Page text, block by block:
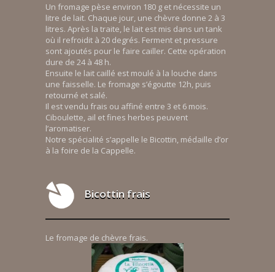
Un fromage pèse environ 180 g et nécessite un
litre de lait. Chaque jour, une chèvre donne 2 à 3
litres. Après la traite, le lait est mis dans un tank
où il refroidit à 20 degrés. Ferment et pressure
sont ajoutés pour le faire cailler. Cette opération
dure de 24 à 48 h.
Ensuite le lait caillé est moulé à la louche dans
une faisselle. Le fromage s’égoutte 12h, puis
retourné et salé.
Il est vendu frais ou affiné entre 3 et 6 mois.
Ciboulette, ail et fines herbes peuvent
l’aromatiser.
Notre spécialité s’appelle le Bicottin, médaille d’or
à la foire de la Cappelle.
Bicottin frais
Le fromage de chèvre frais.